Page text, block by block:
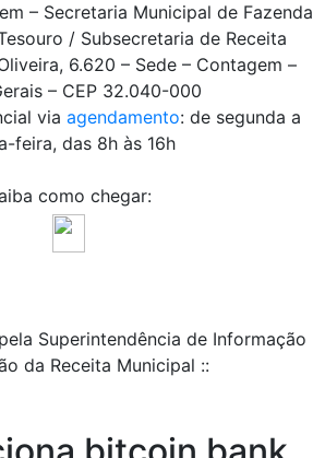
– Secretaria Municipal de Fazenda
/ Subsecretaria de Receita
6.620 – Sede – Contagem –
– CEP 32.040-000
via agendamento: de segunda a
feira, das 8h às 16h
como chegar:
Superintendência de Informação
da Receita Municipal ::